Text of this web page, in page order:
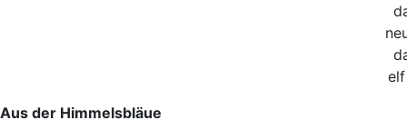
Aus der Himmelsbläue